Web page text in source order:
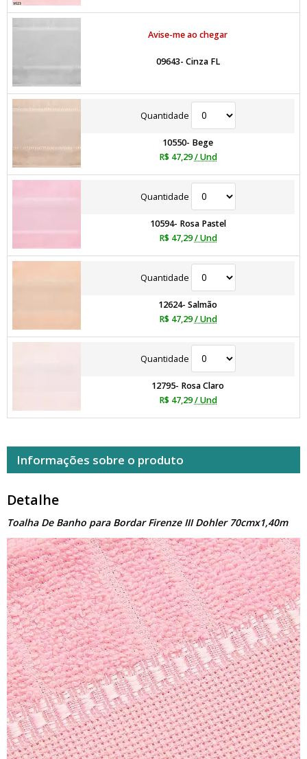
Avise-me ao chegar
09643- Cinza FL
Quantidade
10550- Bege
R$ 47,29 / Und
Quantidade
10594- Rosa Pastel
R$ 47,29 / Und
Quantidade
12624- Salmão
R$ 47,29 / Und
Quantidade
12795- Rosa Claro
R$ 47,29 / Und
Informações sobre o produto
Detalhe
Toalha De Banho para Bordar Firenze III Dohler 70cmx1,40m